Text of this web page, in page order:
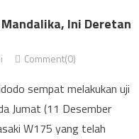
Ini Deretan
Comment(0)
sempat melakukan uji
Jumat (11 Desember
W175 yang telah